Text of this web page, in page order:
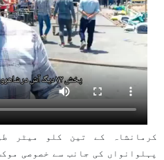
کرمانشاہ کے تین کلو میٹر
پہلوانواں کی جانب سے خصوصی